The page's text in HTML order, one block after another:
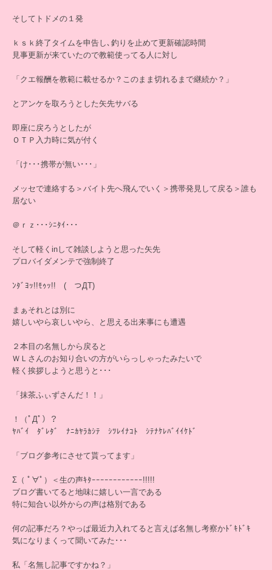
そしてトドメの１発
ｋｓｋ終了タイムを申告し､釣りを止めて更新確認時間
見事更新が来ていたので教範使ってる人に対し
「クエ報酬を教範に載せるか？このまま切れるまで継続か？」
とアンケを取ろうとした矢先サバる
即座に戻ろうとしたが
ＯＴＰ入力時に気が付く
「け･･･携帯が無い･･･」
メッセで連絡する＞バイト先へ飛んでいく＞携帯発見して戻る＞誰も
居ない
＠ｒｚ･･･ｼﾆﾀｲ･･･
そして軽くinして雑談しようと思った矢先
プロバイダメンテで強制終了
ﾝﾀﾞﾖｯ!!ﾓｩｯ!! ( つДT)
まぁそれとは別に
嬉しいやら哀しいやら、と思える出来事にも遭遇
２本目の名無しから戻ると
ＷＬさんのお知り合いの方がいらっしゃったみたいで
軽く挨拶しようと思うと･･･
「抹茶ふぃずさんだ！！」
！（ﾟДﾟ）？
ﾔﾊﾞｲ ﾀﾞﾚﾀﾞ ﾅﾆｶﾔﾗｶｼﾃ ｼﾂﾚｲﾅｺﾄ ｼﾃﾅｹﾚﾊﾞｲｲｹﾄﾞ
「ブログ参考にさせて貰ってます」
Σ（ ﾟ∀ﾟ）＜生の声ｷﾀｰｰｰｰｰｰｰｰｰｰｰｰ!!!!!
ブログ書いてると地味に嬉しい一言である
特に知合い以外からの声は格別である
何の記事だろ？やっぱ最近力入れてると言えば名無し考察かﾄﾞｷﾄﾞｷ
気になりまくって聞いてみた･･･
私「名無し記事ですかね？」